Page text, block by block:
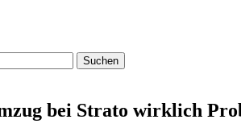
bei Strato wirklich